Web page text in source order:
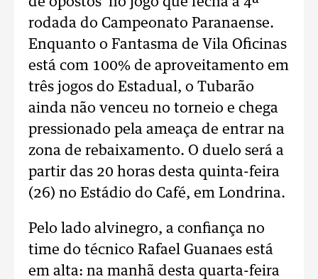
rodada do Campeonato Paranaense.
Enquanto o Fantasma de Vila Oficinas
está com 100% de aproveitamento em
três jogos do Estadual, o Tubarão
ainda não venceu no torneio e chega
pressionado pela ameaça de entrar na
zona de rebaixamento. O duelo será a
partir das 20 horas desta quinta-feira
(26) no Estádio do Café, em Londrina.
Pelo lado alvinegro, a confiança no
time do técnico Rafael Guanaes está
em alta: na manhã desta quarta-feira